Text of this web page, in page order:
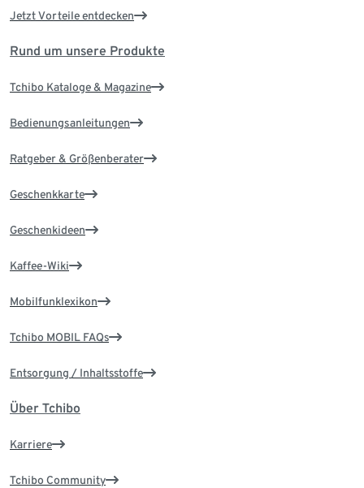
Jetzt Vorteile entdecken
Rund um unsere Produkte
Tchibo Kataloge & Magazine
Bedienungsanleitungen
Ratgeber & Größenberater
Geschenkkarte
Geschenkideen
Kaffee-Wiki
Mobilfunklexikon
Tchibo MOBIL FAQs
Entsorgung / Inhaltsstoffe
Über Tchibo
Karriere
Tchibo Community